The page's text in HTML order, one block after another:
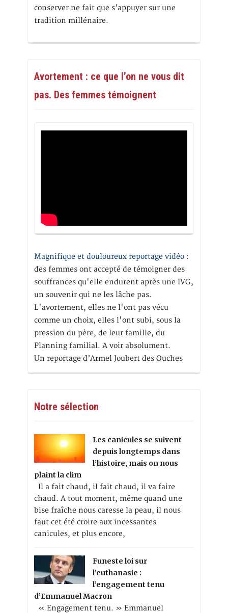
conserver ne fait que s’appuyer sur une
tradition millénaire.
Avortement : ce que l’on ne vous dit
pas. Des femmes témoignent
Magnifique et douloureux reportage vidéo :
des femmes ont accepté de témoigner des
souffrances qu'elle endurent après une IVG,
un souvenir qui ne les lâche pas.
L'avortement, elles ne l'ont pas vécu
comme un choix, elles l'ont subi, sous la
pression du père, de leur famille, du
Planning familial. A voir absolument.
Un reportage d’Armel Joubert des Ouches
Notre sélection
Les canicules se suivent
depuis longtemps dans
l’histoire, mais on nous
plaint la clim
Il a fait chaud, il fait chaud, il va faire
chaud. A tout moment, même quand une
bise fraîche nous caresse la peau, il nous
faut cet été croire aux incessantes
canicules, et plus encore,
Funeste loi sur
l’euthanasie :
l’engagement tenu
d’Emmanuel Macron
« Engagement tenu. » Emmanuel